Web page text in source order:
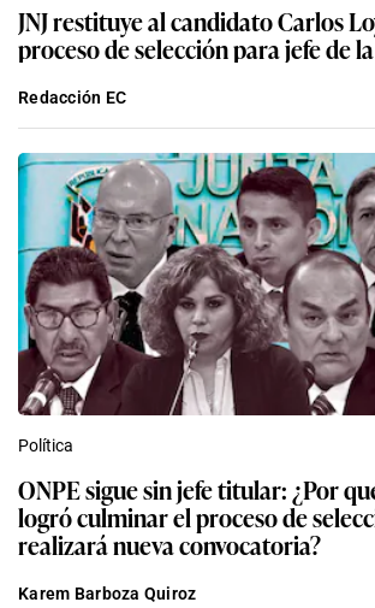
JNJ restituye al candidato Carlos
proceso de selección para jefe de
Redacción EC
Política
ONPE sigue sin jefe titular: ¿Por
logró culminar el proceso de
realizará nueva convocatoria?
Karem Barboza Quiroz